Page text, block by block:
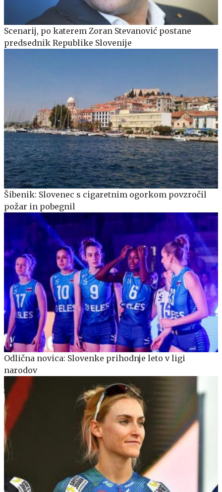
Scenarij, po katerem Zoran Stevanović postane
predsednik Republike Slovenije
Šibenik: Slovenec s cigaretnim ogorkom povzročil
požar in pobegnil
Odlična novica: Slovenke prihodnje leto v ligi
narodov